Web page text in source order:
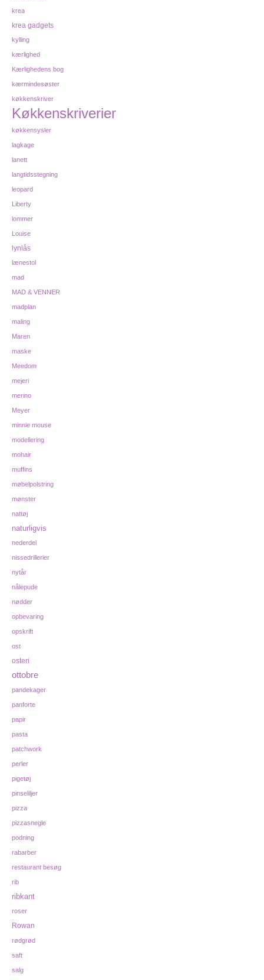
krea
krea gadgets
kylling
kærlighed
Kærlighedens bog
kærmindesøster
køkkenskriver
Køkkenskriverier
køkkensysler
lagkage
lanett
langtidsstegning
leopard
Liberty
lommer
Louise
lynlås
lænestol
mad
MAD & VENNER
madplan
maling
Maren
maske
Meedom
mejeri
merino
Meyer
minnie mouse
modellering
mohair
muffins
møbelpolstring
mønster
nattøj
naturligvis
nederdel
nissedrillerier
nytår
nålepude
nødder
opbevaring
opskrift
ost
osteri
ottobre
pandekager
panforte
papir
pasta
patchwork
perler
pigetøj
pinseliljer
pizza
pizzasnegle
podning
rabarber
restaurant besøg
rib
ribkant
roser
Rowan
rødgrød
saft
salg